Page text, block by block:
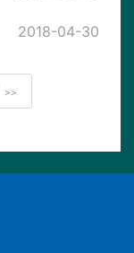
2018-04-30
>>